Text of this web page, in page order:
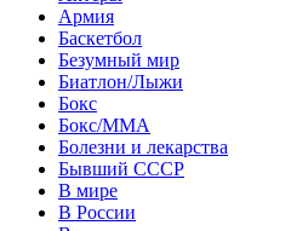
Армия
Баскетбол
Безумный мир
Биатлон/Лыжи
Бокс
Бокс/MMA
Болезни и лекарства
Бывший СССР
В мире
В России